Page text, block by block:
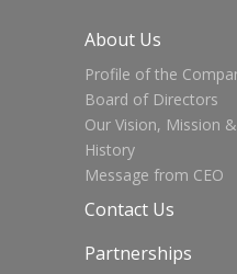
About Us
Profile of the
Board of Directors
Our Vision, Mission
History
Message from CEO
Contact Us
Partnerships